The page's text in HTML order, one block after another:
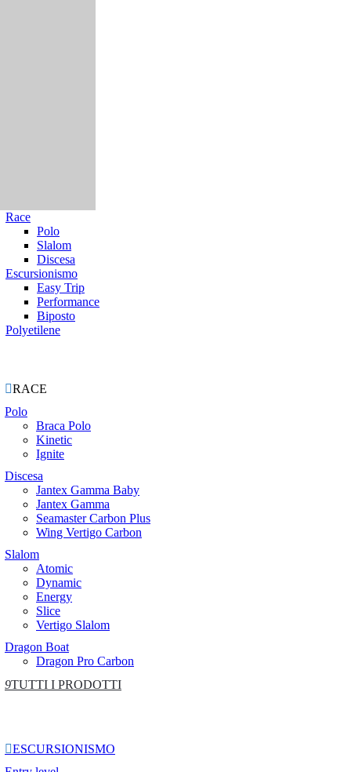
Race
Polo
Slalom
Discesa
Escursionismo
Easy Trip
Performance
Biposto
Polyetilene
RACE
Polo
Braca Polo
Kinetic
Ignite
Discesa
Jantex Gamma Baby
Jantex Gamma
Seamaster Carbon Plus
Wing Vertigo Carbon
Slalom
Atomic
Dynamic
Energy
Slice
Vertigo Slalom
Dragon Boat
Dragon Pro Carbon
9TUTTI I PRODOTTI
ESCURSIONISMO